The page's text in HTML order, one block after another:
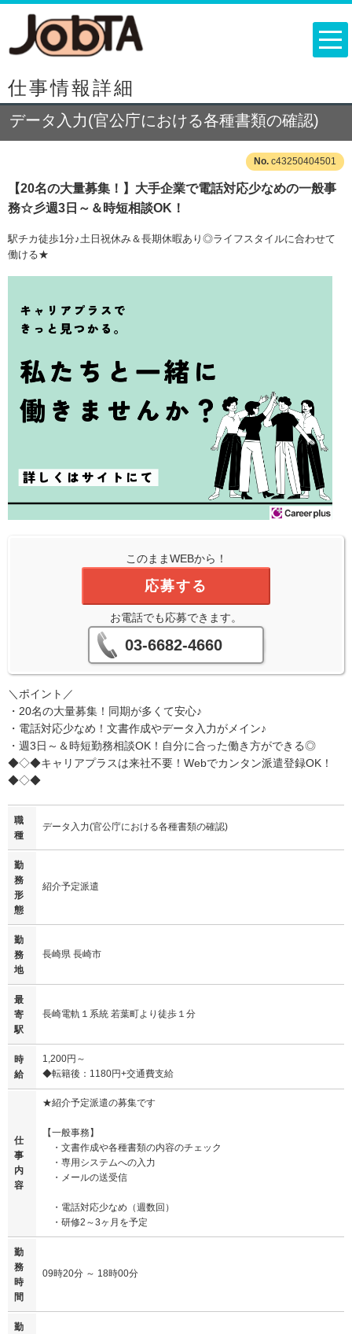
仕事情報詳細
データ入力(官公庁における各種書類の確認)
c43250404501
【20名の大量募集！】大手企業で電話対応少なめの一般事
務☆彡週3日～＆時短相談OK！
駅チカ徒歩1分♪土日祝休み＆長期休暇あり◎ライフスタイルに合わせて
働ける★
このままWEBから！
応募する
お電話でも応募できます。
03-6682-4660
＼ポイント／
・20名の大量募集！同期が多くて安心♪
・電話対応少なめ！文書作成やデータ入力がメイン♪
・週3日～＆時短勤務相談OK！自分に合った働き方ができる◎
◆◇◆キャリアプラスは来社不要！Webでカンタン派遣登録OK！
◆◇◆
職
種
データ入力(官公庁における各種書類の確認)
勤
務
形
態
紹介予定派遣
勤
務
地
長崎県 長崎市
最
寄
駅
長崎電軌１系統 若葉町より徒歩１分
時
給
1,200円～
◆転籍後：1180円+交通費支給
仕
事
内
容
★紹介予定派遣の募集です
【一般事務】
・文書作成や各種書類の内容のチェック
・専用システムへの入力
・メールの送受信
・電話対応少なめ（週数回）
・研修2～3ヶ月を予定
勤
務
時
間
09時20分 ～ 18時00分
勤